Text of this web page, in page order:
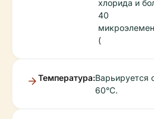
хлорида и
40
(
Температура:Варьируется
60°C.